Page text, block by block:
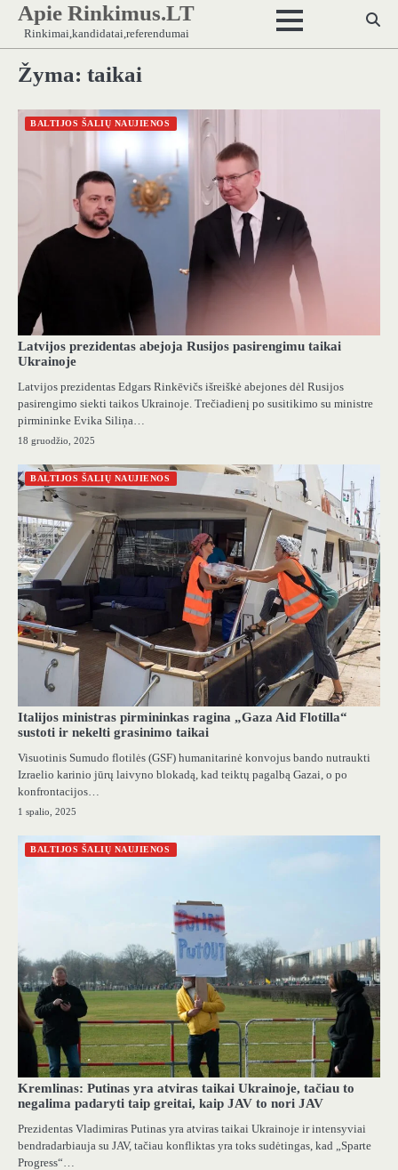
Skip
content
Apie Rinkimus.LT
Rinkimai,kandidatai,referendumai
Žyma: taikai
BALTIJOS ŠALIŲ NAUJIENOS
Latvijos prezidentas abejoja Rusijos pasirengimu taikai
Ukrainoje
Latvijos prezidentas Edgars Rinkēvičs išreiškė abejones dėl Rusijos
pasirengimo siekti taikos Ukrainoje. Trečiadienį po susitikimo su ministre
pirmininke Evika Siliņa…
18 gruodžio, 2025
BALTIJOS ŠALIŲ NAUJIENOS
Italijos ministras pirmininkas ragina „Gaza Aid Flotilla“
sustoti ir nekelti grasinimo taikai
Visuotinis Sumudo flotilės (GSF) humanitarinė konvojus bando nutraukti
Izraelio karinio jūrų laivyno blokadą, kad teiktų pagalbą Gazai, o po
konfrontacijos…
1 spalio, 2025
BALTIJOS ŠALIŲ NAUJIENOS
Kremlinas: Putinas yra atviras taikai Ukrainoje, tačiau to
negalima padaryti taip greitai, kaip JAV to nori JAV
Prezidentas Vladimiras Putinas yra atviras taikai Ukrainoje ir intensyviai
bendradarbiauja su JAV, tačiau konfliktas yra toks sudėtingas, kad „Sparte
Progress“…